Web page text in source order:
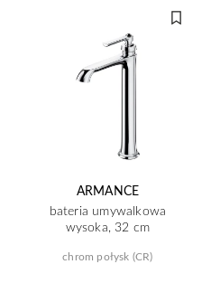
ARMANCE
bateria umywalkowa
wysoka, 32 cm
chrom połysk (CR)